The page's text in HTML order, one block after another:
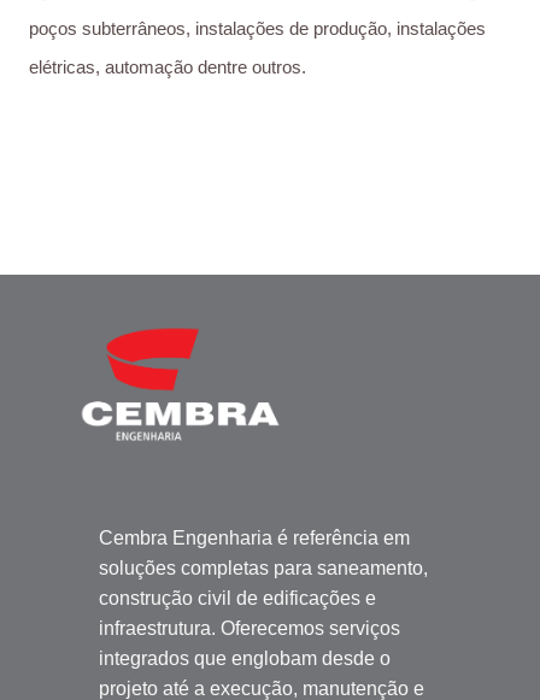
poços subterrâneos, instalações de produção, instalações
elétricas, automação dentre outros.
Cembra Engenharia é referência em
soluções completas para saneamento,
construção civil de edificações e
infraestrutura. Oferecemos serviços
integrados que englobam desde o
projeto até a execução, manutenção e